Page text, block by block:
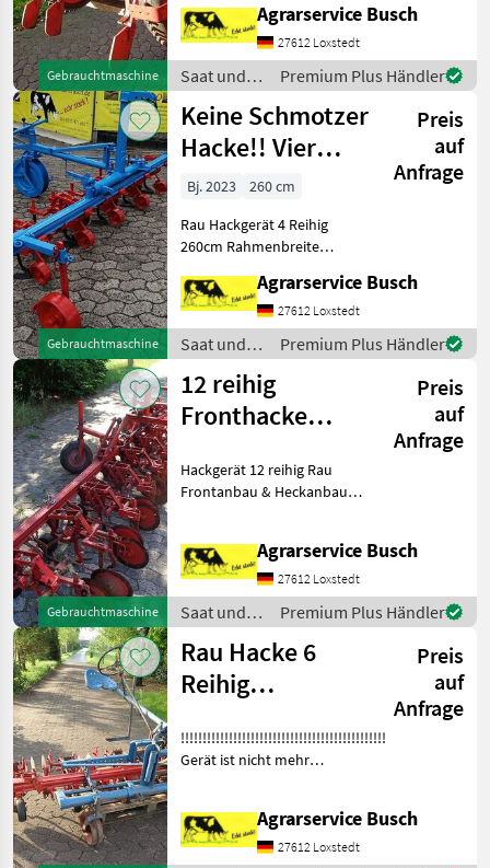
Gebrauchtmaschine
Telefonat Angeben!!!!!!!
Rau Typ Exakta S
Hydraulische Spura
Agrarservice Busch
27612 Loxstedt
Saat und
Pflege /
Rau
Premium Plus Händler
Gebrauchtmaschine
Keine Schmotzer
Hacke!! Vier
Reihige Rau
Hacke
Preis
auf
Anfrage
Bj. 2023
260 cm
Rau Hackgerät 4 Reihig
260cm Rahmenbreite
Kulturschutzscheiben 50cm
Reihenabstand variabel
versetllbar Exaktsteuerung
zum optimalen Hackerfo
Agrarservice Busch
27612 Loxstedt
Saat und
Pflege /
Rau
Premium Plus Händler
Gebrauchtmaschine
12 reihig
Fronthacke
Klapprahmen m
Preis
auf
Anfrage
Hackgerät 12 reihig Rau
Frontanbau & Heckanbau
Ermitteln !!!!!!Bitte
gesamtenText sorgfältig
lesen!!!!!!!!! Maissatgutbe
Agrarservice Busch
27612 Loxstedt
Saat und
Pflege /
Rau
Premium Plus Händler
Rau Hacke 6
Reihig
mit Pilotensitz
Preis
auf
Anfrage
Gerät ist nicht mehr
Gemüsehacke RübeAgrarservice Busch
27612 Loxstedt